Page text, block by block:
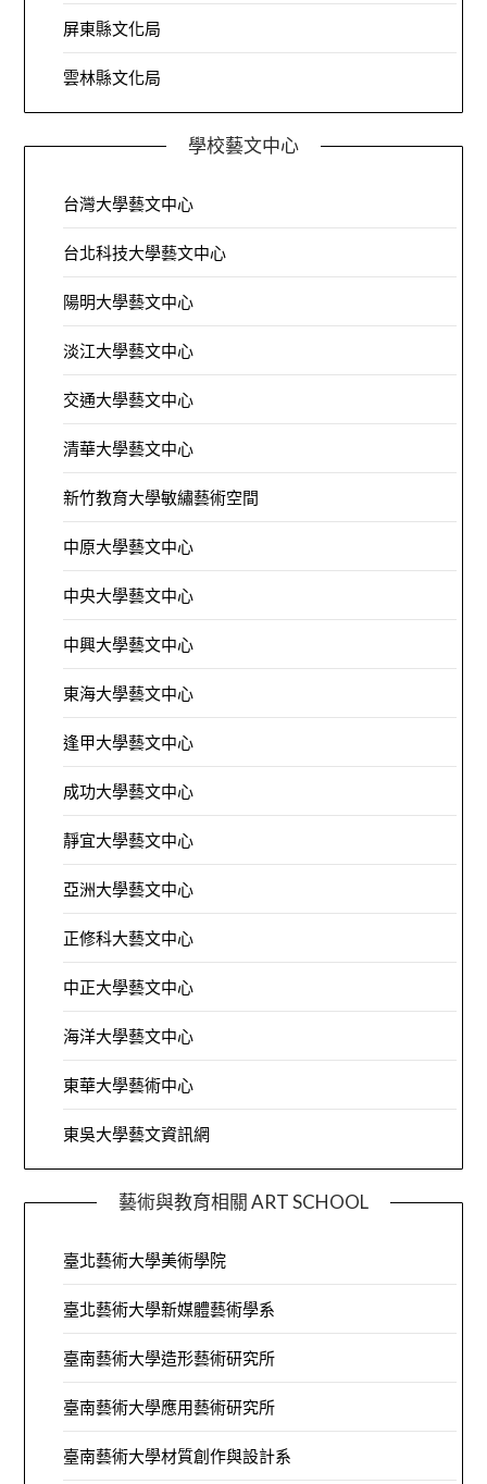
屏東縣文化局
雲林縣文化局
學校藝文中心
台灣大學藝文中心
台北科技大學藝文中心
陽明大學藝文中心
淡江大學藝文中心
交通大學藝文中心
清華大學藝文中心
新竹教育大學敏繡藝術空間
中原大學藝文中心
中央大學藝文中心
中興大學藝文中心
東海大學藝文中心
逢甲大學藝文中心
成功大學藝文中心
靜宜大學藝文中心
亞洲大學藝文中心
正修科大藝文中心
中正大學藝文中心
海洋大學藝文中心
東華大學藝術中心
東吳大學藝文資訊網
藝術與教育相關 ART SCHOOL
臺北藝術大學美術學院
臺北藝術大學新媒體藝術學系
臺南藝術大學造形藝術研究所
臺南藝術大學應用藝術研究所
臺南藝術大學材質創作與設計系